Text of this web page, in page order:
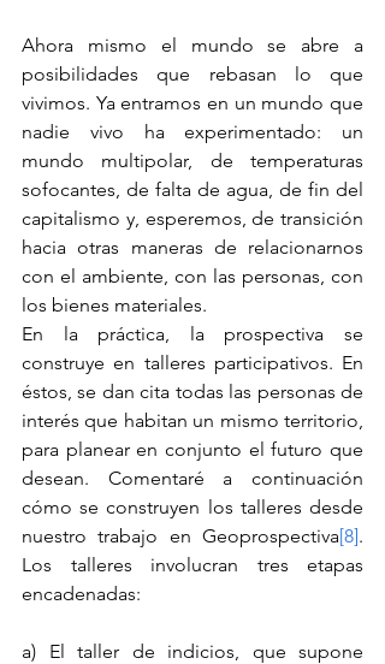
Ahora mismo el mundo se abre a
posibilidades que rebasan lo que
vivimos. Ya entramos en un mundo que
nadie vivo ha experimentado: un
mundo multipolar, de temperaturas
sofocantes, de falta de agua, de fin del
capitalismo y, esperemos, de transición
hacia otras maneras de relacionarnos
con el ambiente, con las personas, con
los bienes materiales.
En la práctica, la prospectiva se
construye en talleres participativos. En
éstos, se dan cita todas las personas de
interés que habitan un mismo territorio,
para planear en conjunto el futuro que
desean. Comentaré a continuación
cómo se construyen los talleres desde
nuestro trabajo en Geoprospectiva[8].
Los talleres involucran tres etapas
encadenadas:
a) El taller de indicios, que supone